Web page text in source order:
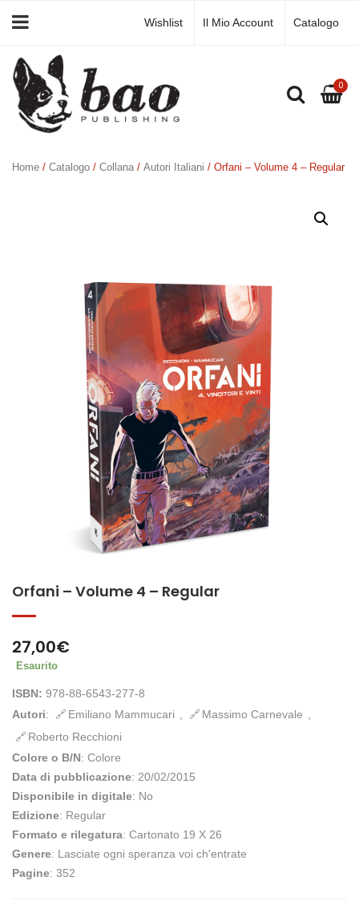
Wishlist Il Mio Account Catalogo
0
Home / Catalogo / Collana / Autori Italiani / Orfani – Volume 4 – Regular
Orfani – Volume 4 – Regular
27,00€
Esaurito
ISBN: 978-88-6543-277-8
Autori: Emiliano Mammucari , Massimo Carnevale ,
Roberto Recchioni
Colore o B/N: Colore
Data di pubblicazione: 20/02/2015
Disponibile in digitale: No
Edizione: Regular
Formato e rilegatura: Cartonato 19 X 26
Genere: Lasciate ogni speranza voi ch'entrate
Pagine: 352